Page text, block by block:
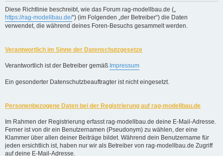
Diese Richtlinie beschreibt, wie das Forum rag-modellbau.de („
https://rag-modellbau.de/“) (im Folgenden „der Betreiber“) die Daten
verwendet, die während deines Foren-Besuchs gesammelt werden.
Verantwortlich im Sinne der Datenschutzgesetze
Verantwortlich ist der Betreiber gemäß Impressum
Ein gesonderter Datenschutzbeauftragter ist nicht eingesetzt.
Personenbezogene Daten bei der Registrierung auf rag-modellbau.de
Im Rahmen der Registrierung erfasst rag-modellbau.de deine E-Mail-Adresse.
Ferner ist von dir ein Benutzernamen (Pseudonym) zu wählen, der eine
Klammer über allen deiner Beiträge bildet. Während dein Benutzername für
jeden ersichtlich ist, haben nur wir als Betreiber von rag-modellbau.de Zugriff
auf deine E-Mail-Adresse.